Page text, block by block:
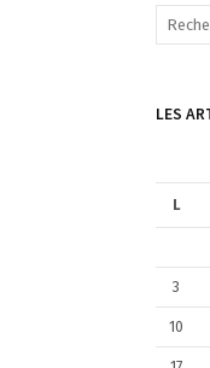
R
r
:
LES
L
3
10